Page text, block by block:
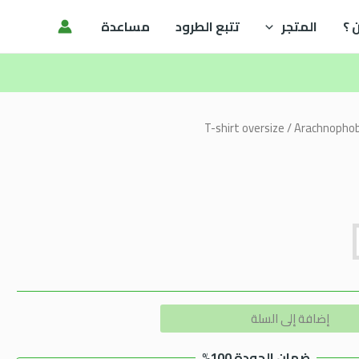
؟ المتجر تتبع الطرود مساعدة
T-shirt oversize/
إضافة إلى السلة